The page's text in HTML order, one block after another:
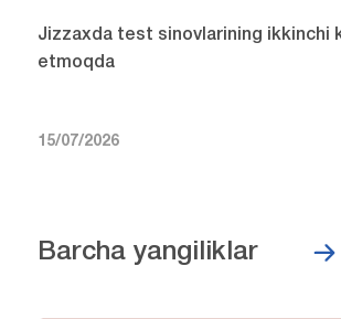
Jizzaxda test sinovlarining ikkinchi
etmoqda
15/07/2026
Barcha yangiliklar